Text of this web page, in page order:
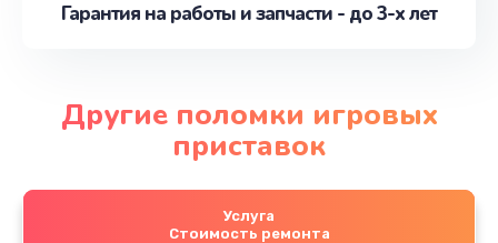
Гарантия на работы и запчасти - до 3-х лет
Другие поломки игровых
приставок
Услуга
Стоимость ремонта